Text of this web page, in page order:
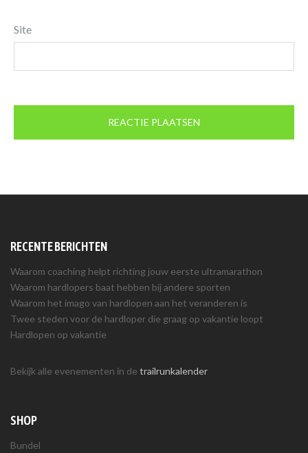
Site
RECENTE BERICHTEN
Waarom coaching helpt richting jouw eerste ultramarathon
Waarom hardlopers baat hebben bij andere sporten
Waarom het imago van hardlopen aan het veranderen is
Twee steden voor de hardloper die graag op vakantie loopt
Hardlopen op vakantie
Bekijk alle evenementen in de trailrunkalender
SHOP
Bundel